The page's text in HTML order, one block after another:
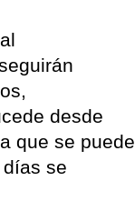
desde
que se puede
se